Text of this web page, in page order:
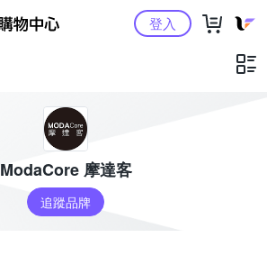
Yahoo購物中心登入
ModaCore 摩達客
追蹤品牌